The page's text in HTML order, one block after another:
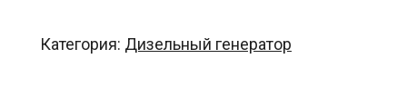
Категория: Дизельный генератор